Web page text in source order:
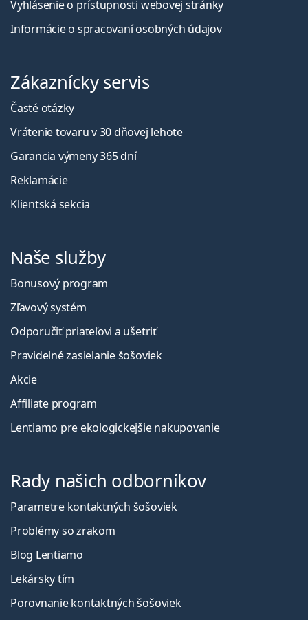
Vyhlásenie o prístupnosti webovej stránky
Informácie o spracovaní osobných údajov
Zákaznícky servis
Časté otázky
Vrátenie tovaru v 30 dňovej lehote
Garancia výmeny 365 dní
Reklamácie
Klientská sekcia
Naše služby
Bonusový program
Zľavový systém
Odporučiť priateľovi a ušetriť
Pravidelné zasielanie šošoviek
Akcie
Affiliate program
Lentiamo pre ekologickejšie nakupovanie
Rady našich odborníkov
Parametre kontaktných šošoviek
Problémy so zrakom
Blog Lentiamo
Lekársky tím
Porovnanie kontaktných šošoviek